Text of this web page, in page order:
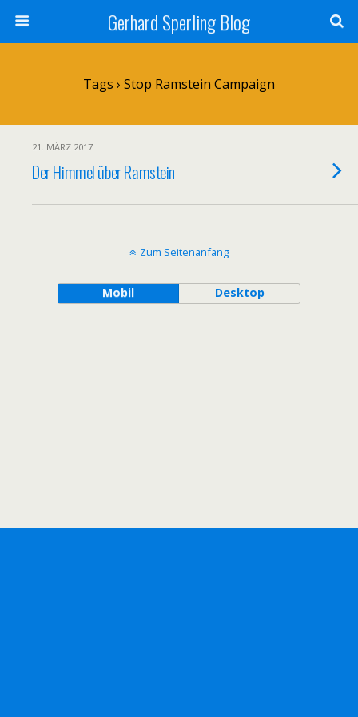
Gerhard Sperling Blog
Tags › Stop Ramstein Campaign
21. MÄRZ 2017
Der Himmel über Ramstein
Zum Seitenanfang
Mobil Desktop